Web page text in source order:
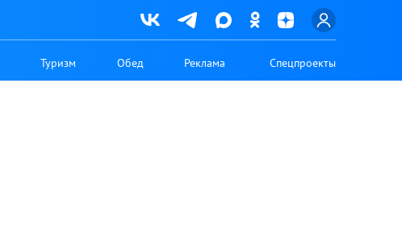
Туризм Обед Реклама Спецпроекты